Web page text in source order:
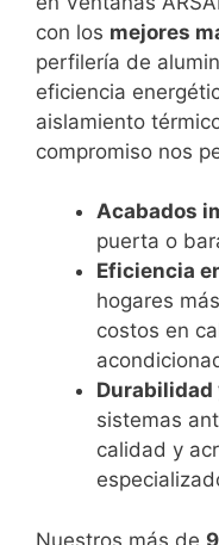
con los mejores
perfilería de
eficiencia
aislamiento
compromiso nos
Acabados
puerta o
Eficiencia
hogares
costos en
Durabilidad
sistemas
calidad y
Nuestros más de